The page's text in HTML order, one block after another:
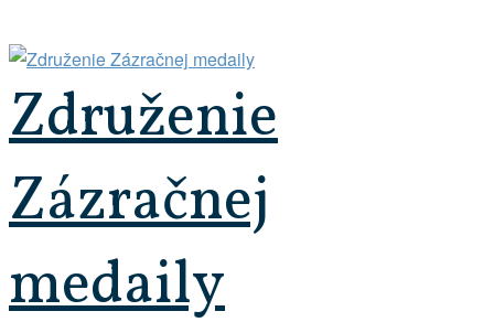
na
obsah
Združenie
Zázračnej
medaily